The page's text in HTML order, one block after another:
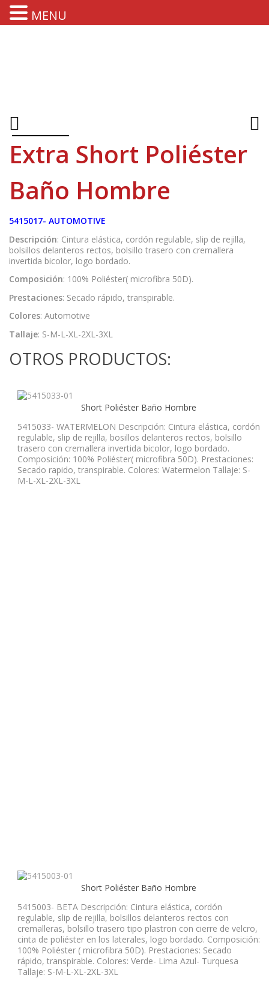
Extra Short Poliéster
Baño Hombre
5415017- AUTOMOTIVE
Descripción: Cintura elástica, cordón regulable, slip de rejilla,
bolsillos delanteros rectos, bolsillo trasero con cremallera
invertida bicolor, logo bordado.
Composición: 100% Poliéster( microfibra 50D).
Prestaciones: Secado rápido, transpirable.
Colores: Automotive
Tallaje: S-M-L-XL-2XL-3XL
OTROS PRODUCTOS:
Short Poliéster Baño Hombre
5415033- WATERMELON Descripción: Cintura elástica, cordón
regulable, slip de rejilla, bosillos delanteros rectos, bolsillo
trasero con cremallera invertida bicolor, logo bordado.
Composición: 100% Poliéster( microfibra 50D). Prestaciones:
Secado rapido, transpirable. Colores: Watermelon Tallaje: S-
M-L-XL-2XL-3XL
Short Poliéster Baño Hombre
5415003- BETA Descripción: Cintura elástica, cordón
regulable, slip de rejilla, bolsillos delanteros rectos con
cremalleras, bolsillo trasero tipo plastron con cierre de velcro,
cinta de poliéster en los laterales, logo bordado. Composición:
100% Poliéster ( microfibra 50D). Prestaciones: Secado
rápido, transpirable. Colores: Verde- Lima Azul- Turquesa
Tallaje: S-M-L-XL-2XL-3XL
MENU